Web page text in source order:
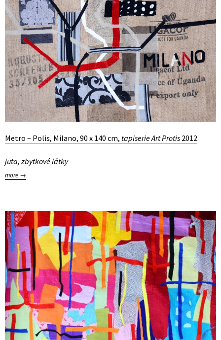
Metro – Polis, Milano, 90 x 140 cm, tapiserie Art Protis 2012
juta, zbytkové látky
more →